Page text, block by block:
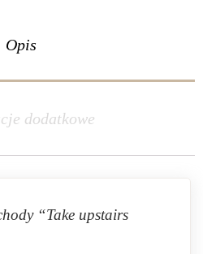
Opis
dodatkowe
“Take upstairs